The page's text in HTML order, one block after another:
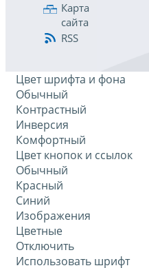
Карта
сайта
RSS
Цвет шрифта и фона
Обычный
Контрастный
Инверсия
Комфортный
Цвет кнопок и ссылок
Обычный
Красный
Синий
Изображения
Цветные
Отключить
Использовать шрифт